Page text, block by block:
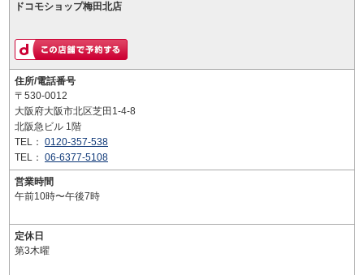
ドコモショップ梅田北店
住所/電話番号
〒530-0012
大阪府大阪市北区芝田1-4-8
北阪急ビル 1階
TEL： 0120-357-538
TEL： 06-6377-5108
営業時間
午前10時〜午後7時
定休日
第3木曜